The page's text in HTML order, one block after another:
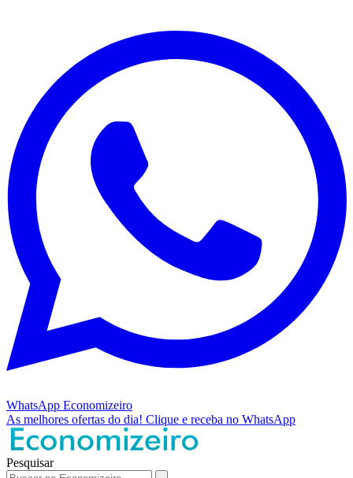
WhatsApp Economizeiro
As melhores ofertas do dia! Clique e receba no WhatsApp
Pesquisar